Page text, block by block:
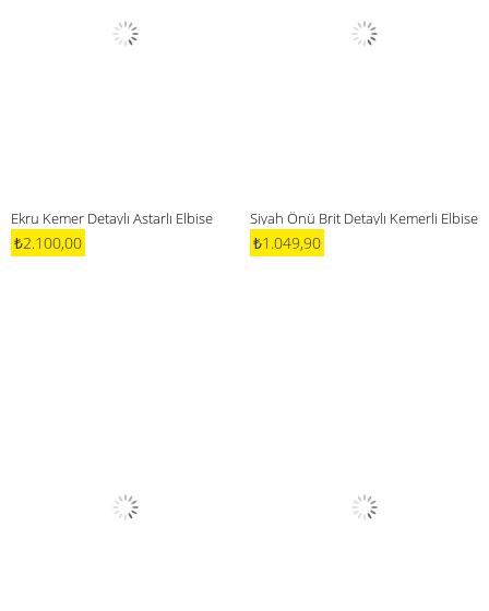
Ekru Kemer Detaylı Astarlı Elbise
₺2.100,00
Siyah Önü Brit Detaylı Kemerli Elbise
₺1.049,90